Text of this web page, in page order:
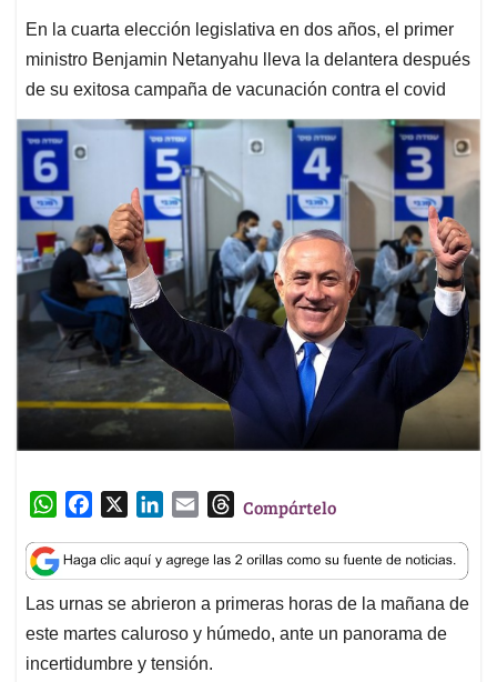
En la cuarta elección legislativa en dos años, el primer
ministro Benjamin Netanyahu lleva la delantera después
de su exitosa campaña de vacunación contra el covid
W
a
t
s
A
p
c
e
b
o
o
n
k
e
d
I
a
i
l
T
r
e
a
d
Compártelo
Las urnas se abrieron a primeras horas de la mañana de
este martes caluroso y húmedo, ante un panorama de
incertidumbre y tensión.